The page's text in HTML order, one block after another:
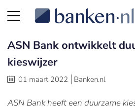
ASN Bank ontwikkelt
kieswijzer
01 maart 2022 Banken.nl
ASN Bank heeft een duurzame